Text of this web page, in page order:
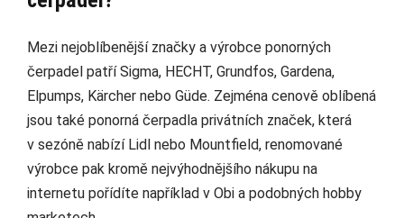
Mezi nejoblíbenější značky a výrobce ponorných
čerpadel patří Sigma, HECHT, Grundfos, Gardena,
Elpumps, Kärcher nebo Güde. Zejména cenově oblíbená
jsou také ponorná čerpadla privátních značek, která
v sezóně nabízí Lidl nebo Mountfield, renomované
výrobce pak kromě nejvýhodnějšího nákupu na
internetu pořídíte například v Obi a podobných hobby